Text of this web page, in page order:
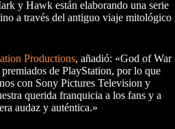
y Hawk están elaborando una serie
a través del antiguo viaje mitológico
Productions, añadió: «God of War
de PlayStation, por lo que
con Sony Pictures Television y
querida franquicia a los fans y a
audaz y auténtica.»